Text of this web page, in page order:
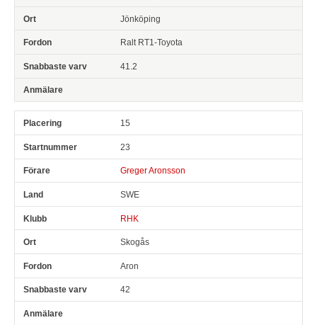
Jönköping
Ralt RT1-Toyota
41.2
15
23
Greger Aronsson
SWE
RHK
Skogås
Aron
42